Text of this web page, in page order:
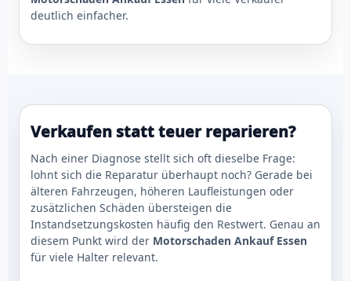
deutlich einfacher.
Verkaufen statt teuer reparieren?
Nach einer Diagnose stellt sich oft dieselbe Frage:
lohnt sich die Reparatur überhaupt noch? Gerade bei
älteren Fahrzeugen, höheren Laufleistungen oder
zusätzlichen Schäden übersteigen die
Instandsetzungskosten häufig den Restwert. Genau an
diesem Punkt wird der Motorschaden Ankauf Essen
für viele Halter relevant.